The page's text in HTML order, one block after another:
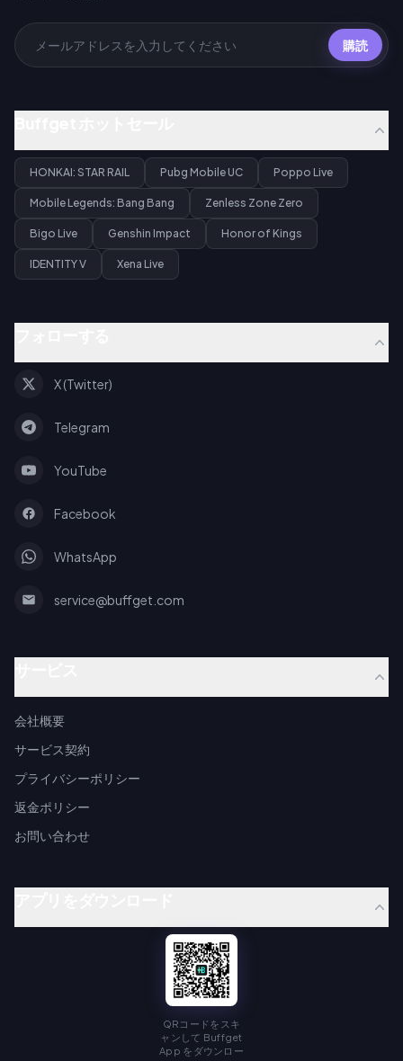
購読
HONKAI: STAR RAIL Pubg Mobile UC Poppo Live
Mobile Legends: Bang Bang Zenless Zone Zero
Bigo Live Genshin Impact Honor of Kings
IDENTITY V Xena Live
X (Twitter)
Telegram
YouTube
Facebook
WhatsApp
service@buffget.com
会社概要
サービス契約
プライバシーポリシー
返金ポリシー
お問い合わせ
QRコードをスキ
ャンして Buffget
App をダウンロー